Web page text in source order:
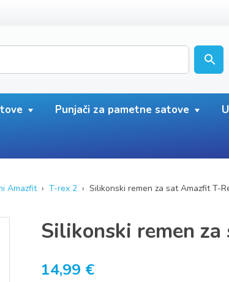
Punjači za pametne satove
Amazfit› T-rex 2› Silikonski remen za sat Amazfit T-
Silikonski remen
14,99 €